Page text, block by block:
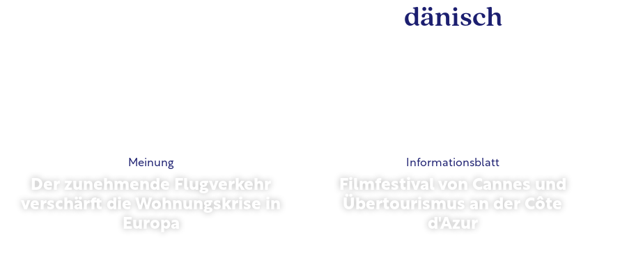
dänisch
Meinung
Der zunehmende Flugverkehr
verschärft die Wohnungskrise in
Europa
Informationsblatt
Filmfestival von Cannes und
Übertourismus an der Côte
d'Azur